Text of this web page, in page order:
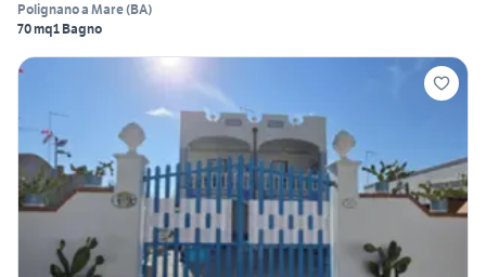
Polignano a Mare(BA)
70 mq1 Bagno